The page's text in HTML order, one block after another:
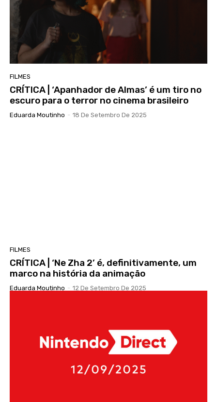
FILMES
CRÍTICA | ‘Apanhador de Almas’ é um tiro no
escuro para o terror no cinema brasileiro
Eduarda Moutinho - 18 De Setembro De 2025
FILMES
CRÍTICA | ‘Ne Zha 2’ é, definitivamente, um
marco na história da animação
Eduarda Moutinho - 12 De Setembro De 2025